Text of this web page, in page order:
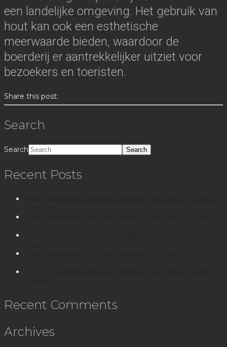
een landelijke omgeving. Het gebruik van
hout kan ook een esthetische
meerwaarde bieden, waardoor de
boerderij er aantrekkelijker uitziet voor
bezoekers en toeristen.
Share this post:
Search
Search
Recent Posts
Recent Comments
Archives